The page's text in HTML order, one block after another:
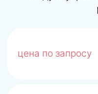
цена по запросу